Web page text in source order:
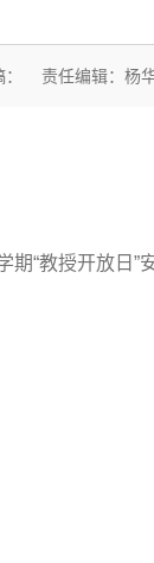
： 责任编辑：杨
“教授开放日”